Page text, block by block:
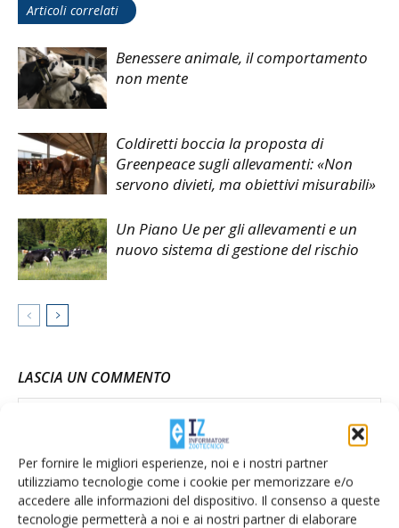
Per fornire le migliori esperienze, noi e i nostri partner
utilizziamo tecnologie come i cookie per memorizzare e/o
accedere alle informazioni del dispositivo. Il consenso a queste
tecnologie permetterà a noi e ai nostri partner di elaborare
Articoli correlati
Benessere animale, il comportamento
non mente
Coldiretti boccia la proposta di
Greenpeace sugli allevamenti: «Non
servono divieti, ma obiettivi misurabili»
Un Piano Ue per gli allevamenti e un
nuovo sistema di gestione del rischio
LASCIA UN COMMENTO